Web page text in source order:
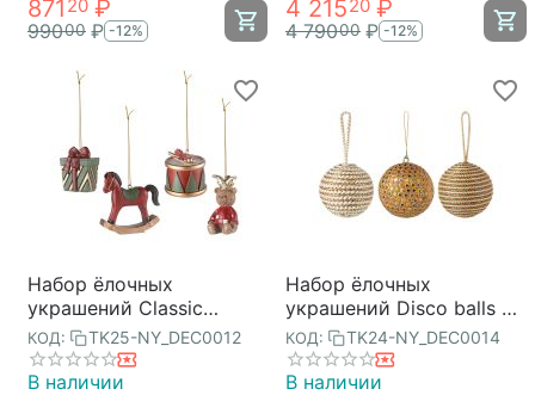
871 20 ₽
99000 ₽ -12%
4 21520 ₽
4 79000 ₽ -12%
Набор ёлочных
украшений Classic
Christmas Charm из
коллекции New Year
Essential, Tkano
КОД: TK25-NY_DEC0012
В наличии
Набор ёлочных
украшений Disco balls из
коллекции New Year
Essential, 3 шт., Tkano
КОД: TK24-NY_DEC0014
В наличии